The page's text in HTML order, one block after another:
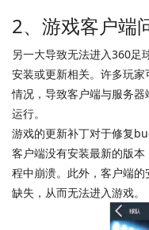
2、游戏客户端
另一大导致无法进入360足
安装或更新相关。许多玩
情况，导致客户端与服务
运行。
游戏的更新补丁对于修复
客户端没有安装最新的版
程中崩溃。此外，客户端
缺失，从而无法进入游戏。